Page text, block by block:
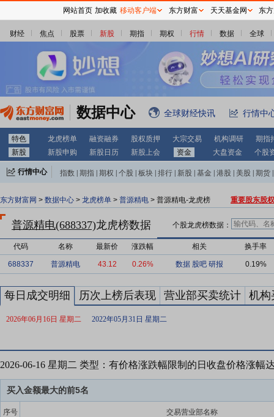
财经 焦点 股票 新股 期指 期权 行情 数据 全球
数据中心 全球财经快讯 行情中
特色 龙虎榜单 融资融券 股权质押 大宗交易 机构调研
期指
新股
新股申购 新股日历 新股上会 资金 大盘资金 个股
行情中心 指数 期指 期权 个股 板块 排行 新股 基金 港股 美股 期货
东方财富网 > 数据中心 > 龙虎榜单 > 普源精电 > 普源精电-龙虎榜 重要股东股
普源精电(688337)龙虎榜数据 个股龙虎榜数据：
代码 名称 最新价 涨跌幅 相关 换手率
688337 普源精电 43.12 0.26% 数据 股吧 研报 0.19%
每日成交明细 历次上榜后表现 营业部买卖统计 机构
2026年06月16日 星期二 2022年05月31日 星期二
2026-06-16 星期二 类型：有价格涨跌幅限制的日收盘价格涨幅
买入金额最大的前5名
序号 交易营业部名称
网站首页 加收藏 移动客户端 东方财富 天天基金网 东